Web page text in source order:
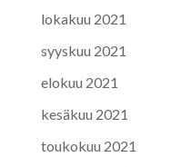
lokakuu 2021
syyskuu 2021
elokuu 2021
kesäkuu 2021
toukokuu 2021